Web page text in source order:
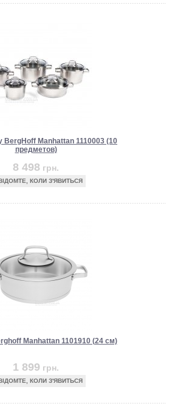
BergHoff Manhattan 1110003 (10
предметов)
8 498 грн.
КОЛИ З'ЯВИТЬСЯ
Manhattan 1101910 (24 см)
1 899 грн.
КОЛИ З'ЯВИТЬСЯ